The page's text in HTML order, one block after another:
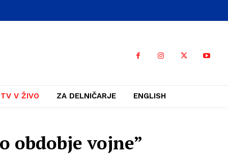
TV V ŽIVO ZA DELNIČARJE ENGLISH
obdobje vojne”